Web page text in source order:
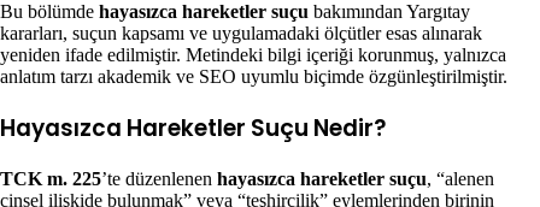
Bu bölümde hayasızca hareketler suçu bakımından Yargıtay
kararları, suçun kapsamı ve uygulamadaki ölçütler esas alınarak
yeniden ifade edilmiştir. Metindeki bilgi içeriği korunmuş, yalnızca
anlatım tarzı akademik ve SEO uyumlu biçimde özgünleştirilmiştir.
Hayasızca Hareketler Suçu Nedir?
TCK m. 225’te düzenlenen hayasızca hareketler suçu, “alenen
cinsel ilişkide bulunmak” veya “teşhircilik” eylemlerinden birinin